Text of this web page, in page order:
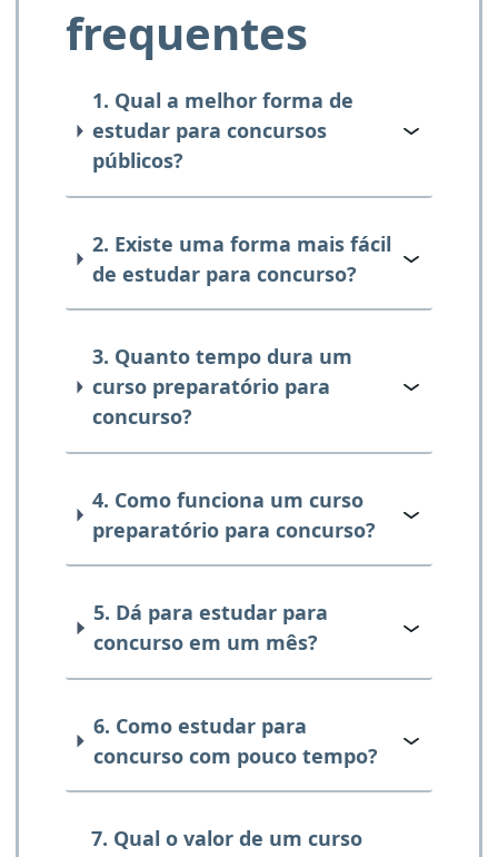
frequentes
1. Qual a melhor forma de
estudar para concursos
públicos?
2. Existe uma forma mais fácil
de estudar para concurso?
3. Quanto tempo dura um
curso preparatório para
concurso?
4. Como funciona um curso
preparatório para concurso?
5. Dá para estudar para
concurso em um mês?
6. Como estudar para
concurso com pouco tempo?
7. Qual o valor de um curso